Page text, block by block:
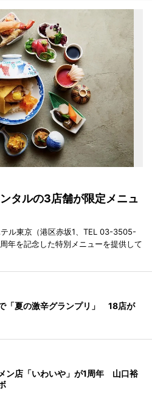
タルの3店舗が限定メニュ
ル東京（港区赤坂1、TEL 03-3505-
年を記念した特別メニューを提供して
「夏の激辛グランプリ」 18店が
ン店「いわいや」が1周年 山口裕